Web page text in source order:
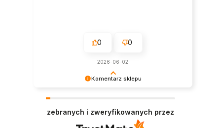
Komentarz sklepu
oczekiwaniom.
0 0
2026-06-02
zebranych i zweryfikowanych przez